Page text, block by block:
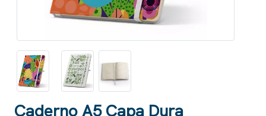
Caderno A5 Capa Dura